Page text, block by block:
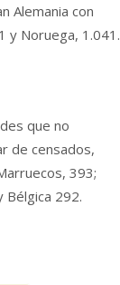
Alemania con
y Noruega, 1.041.
que no
de censados,
393;
Bélgica 292.